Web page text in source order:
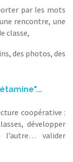
par les mots
rencontre, une
classe,
des photos, des
coopérative :
développer
valider